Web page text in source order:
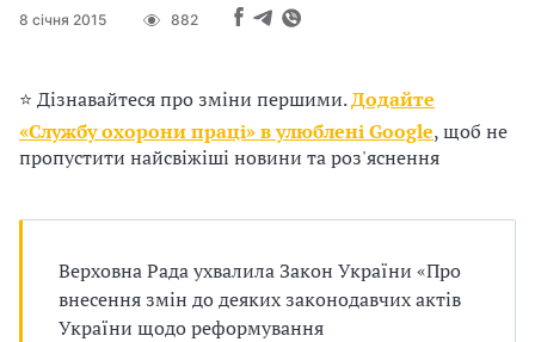
8 січня 2015 882
⭐ Дізнавайтеся про зміни першими.Додайте
«Службу охорони праці» в улюблені Google, щоб не
пропустити найсвіжіші новини та роз'яснення
Верховна Рада ухвалила Закон України «Про
внесення змін до деяких законодавчих актів
України щодо реформування
о
д
ж